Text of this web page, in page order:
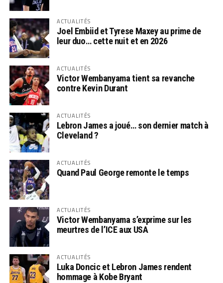
ACTUALITÉS
Joel Embiid et Tyrese Maxey au prime de
leur duo… cette nuit et en 2026
ACTUALITÉS
Victor Wembanyama tient sa revanche
contre Kevin Durant
ACTUALITÉS
Lebron James a joué… son dernier match à
Cleveland ?
ACTUALITÉS
Quand Paul George remonte le temps
ACTUALITÉS
Victor Wembanyama s’exprime sur les
meurtres de l’ICE aux USA
ACTUALITÉS
Luka Doncic et Lebron James rendent
hommage à Kobe Bryant